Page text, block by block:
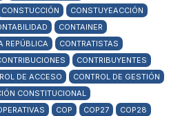
CONSTUCCIÓN
CONSTUYEACCIÓN
CONTAINER
REPÚBLICA
CONTRATISTAS
CONTRIBUYENTES
DE ACCESO
CONTROL DE GESTIÓN
CONSTITUCIONAL
COP COP27
COP28